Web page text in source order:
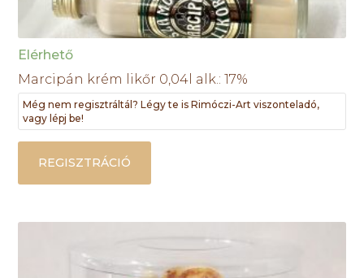
Elérhető
Marcipán krém likőr 0,04l alk.: 17%
Még nem regisztráltál? Légy te is Rimóczi-Art viszonteladó,
vagy lépj be!
REGISZTRÁCIÓ